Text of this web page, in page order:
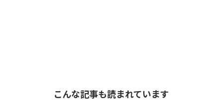
こんな記事も読まれています